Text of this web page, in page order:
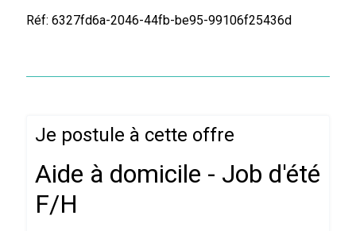
Réf: 6327fd6a-2046-44fb-be95-99106f25436d
Je postule à cette offre
Aide à domicile - Job d'été
F/H